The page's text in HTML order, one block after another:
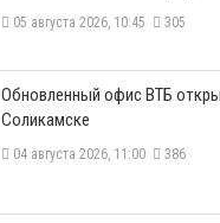
05 августа 2026, 10:45 305
​Обновленный офис ВТБ
Соликамске
04 августа 2026, 11:00 386